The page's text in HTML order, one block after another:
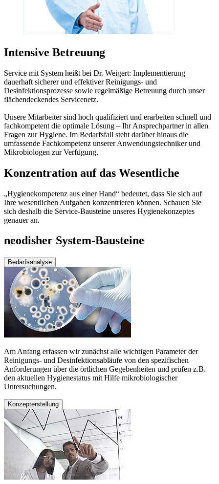
Intensive Betreuung
Service mit System heißt bei Dr. Weigert: Implementierung
dauerhaft sicherer und effektiver Reinigungs- und
Desinfektionsprozesse sowie regelmäßige Betreuung durch unser
flächendeckendes Servicenetz.
Unsere Mitarbeiter sind hoch qualifiziert und erarbeiten schnell und
fachkompetent die optimale Lösung – Ihr Ansprechpartner in allen
Fragen zur Hygiene. Im Bedarfsfall steht darüber hinaus die
umfassende Fachkompetenz unserer Anwendungstechniker und
Mikrobiologen zur Verfügung.
Konzentration auf das Wesentliche
„Hygienekompetenz aus einer Hand“ bedeutet, dass Sie sich auf
Ihre wesentlichen Aufgaben konzentrieren können. Schauen Sie
sich deshalb die Service-Bausteine unseres Hygienekonzeptes
genauer an.
neodisher System-Bausteine
Bedarfsanalyse
Am Anfang erfassen wir zunächst alle wichtigen Parameter der
Reinigungs- und Desinfektionsabläufe von den spezifischen
Anforderungen über die örtlichen Gegebenheiten und prüfen z.B.
den aktuellen Hygienestatus mit Hilfe mikrobiologischer
Untersuchungen.
Konzepterstellung